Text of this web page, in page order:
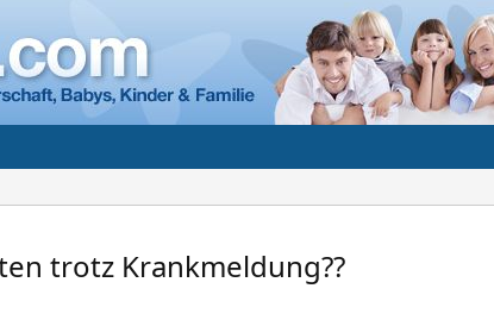
trotz Krankmeldung??